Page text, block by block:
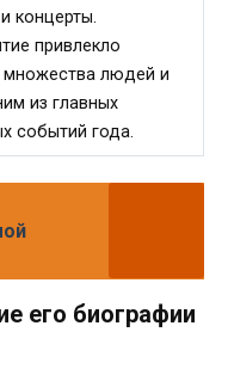
концерты.
привлекло
множества людей и
из главных
событий года.
его биографии